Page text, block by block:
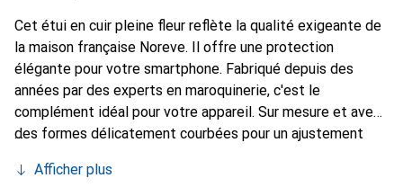
Cet étui en cuir pleine fleur reflète la qualité exigeante de
la maison française Noreve. Il offre une protection
élégante pour votre smartphone. Fabriqué depuis des
années par des experts en maroquinerie, c'est le
complément idéal pour votre appareil. Sur mesure et avec
des formes délicatement courbées pour un ajustement
votre smartphone. La marque Noreve est reconnue
Afficher plus